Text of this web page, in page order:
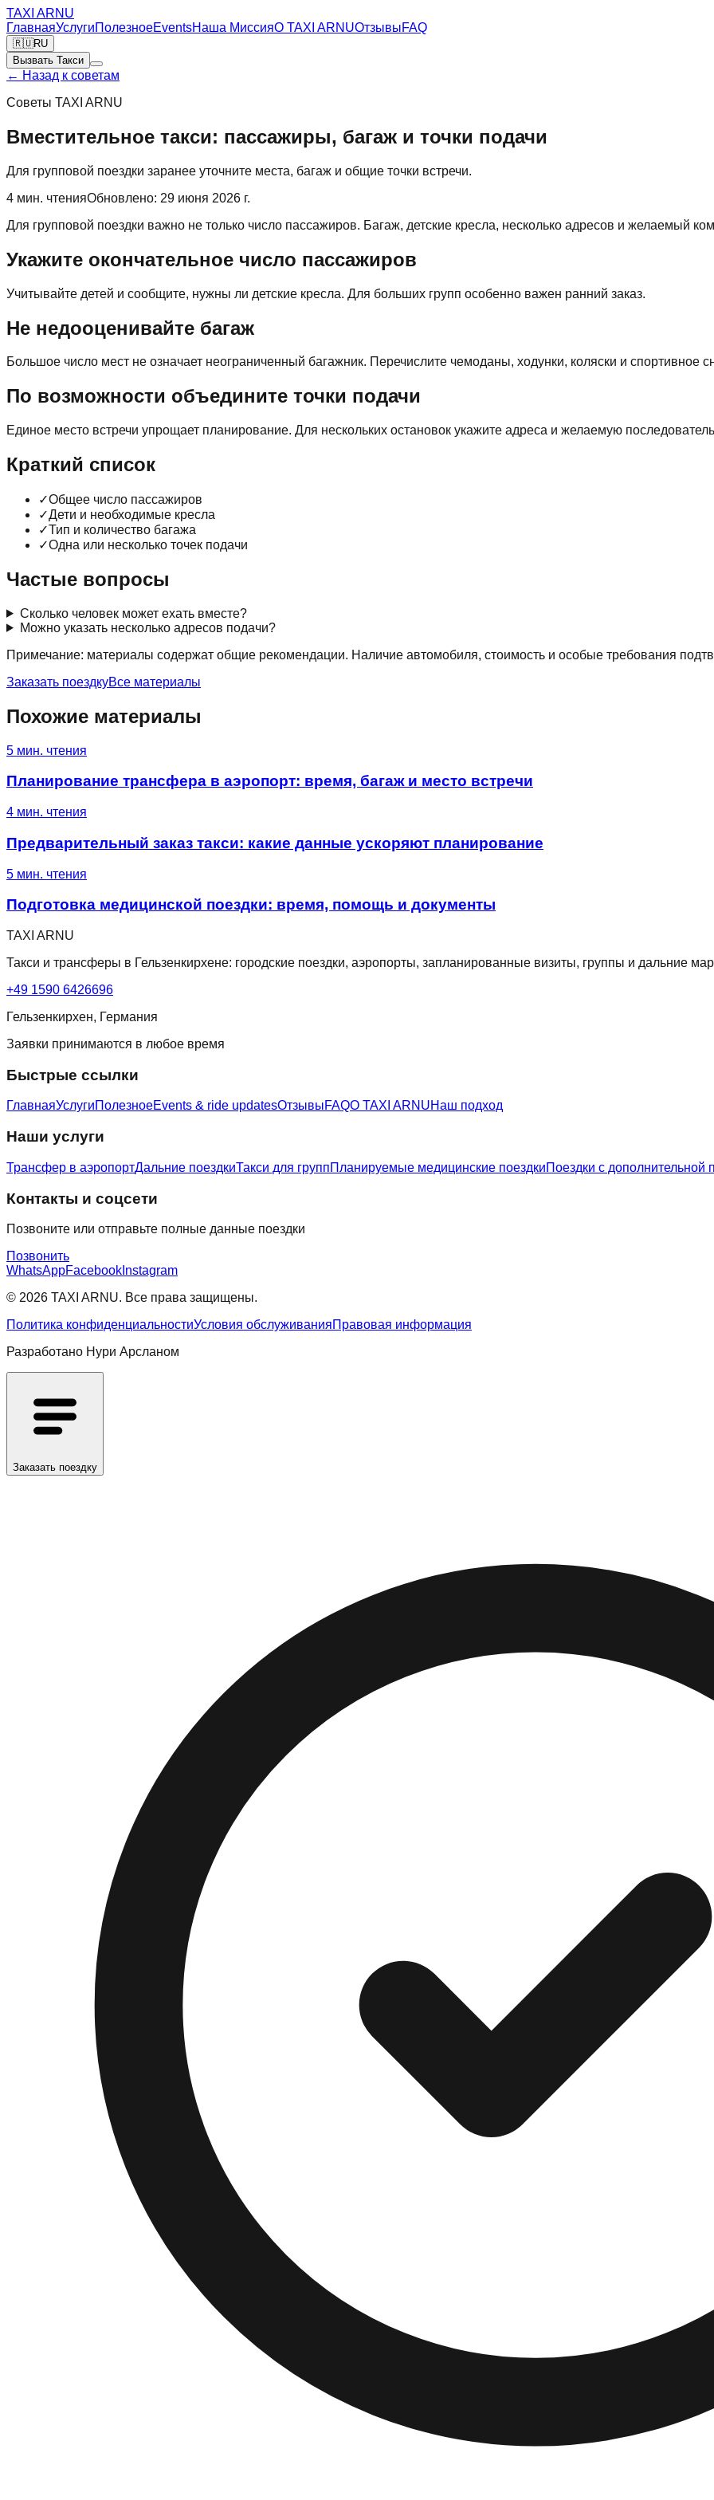
TAXI ARNU
ГлавнаяУслугиПолезноеEventsНаша МиссияО TAXI ARNUОтзывыFAQ
🇷🇺RU
Вызвать Такси
← Назад к советам
Советы TAXI ARNU
Вместительное такси: пассажиры, багаж и точки подачи
Для групповой поездки заранее уточните места, багаж и общие точки встречи.
4 мин. чтенияОбновлено: 29 июня 2026 г.
Для групповой поездки важно не только число пассажиров. Багаж, детские кресла, несколько адресов и желаемый
Укажите окончательное число пассажиров
Учитывайте детей и сообщите, нужны ли детские кресла. Для больших групп особенно важен ранний заказ.
Не недооценивайте багаж
Большое число мест не означает неограниченный багажник. Перечислите чемоданы, ходунки, коляски и спортивное
По возможности объедините точки подачи
Единое место встречи упрощает планирование. Для нескольких остановок укажите адреса и желаемую
Краткий список
✓Общее число пассажиров
✓Дети и необходимые кресла
✓Тип и количество багажа
✓Одна или несколько точек подачи
Частые вопросы
Сколько человек может ехать вместе?
Можно указать несколько адресов подачи?
Примечание: материалы содержат общие рекомендации. Наличие автомобиля, стоимость и особые требования
Заказать поездкуВсе материалы
Похожие материалы
5 мин. чтения
Планирование трансфера в аэропорт: время, багаж и место встречи
4 мин. чтения
Предварительный заказ такси: какие данные ускоряют планирование
5 мин. чтения
Подготовка медицинской поездки: время, помощь и документы
TAXI ARNU
Такси и трансферы в Гельзенкирхене: городские поездки, аэропорты, запланированные визиты, группы и дальние
+49 1590 6426696
Гельзенкирхен, Германия
Заявки принимаются в любое время
Быстрые ссылки
ГлавнаяУслугиПолезноеEvents & ride updatesОтзывыFAQО TAXI ARNUНаш подход
Наши услуги
Трансфер в аэропортДальние поездкиТакси для группПланируемые медицинские поездкиПоездки с дополнительной
Контакты и соцсети
Позвоните или отправьте полные данные поездки
Позвонить
WhatsAppFacebook Instagram
© 2026 TAXI ARNU. Все права защищены.
Политика конфиденциальностиУсловия обслуживанияПравовая информация
Разработано Нури Арсланом
Заказать поездку